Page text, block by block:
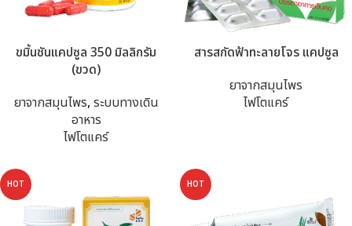
ขมิ้นชันแคปซูล 350 มิลลิกรัม
(ขวด)
ยาจากสมุนไพร, ระบบทางเดิน
อาหาร
ไฟโตแคร์
สารสกัดฟ้าทะลายโจร แคปซูล
ยาจากสมุนไพร
ไฟโตแคร์
HOT HOT